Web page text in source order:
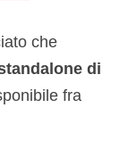
che
di
fra